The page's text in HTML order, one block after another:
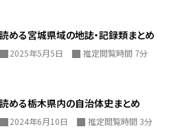
める宮城県域の地誌・記録類まとめ
2025年5月5日 推定閲覧時間 7分
める栃木県内の自治体史まとめ
2024年6月10日 推定閲覧時間 3分